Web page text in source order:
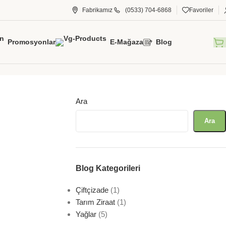
Fabrikamız (0533) 704-6868 Favoriler
Promosyonlar E-Mağaza Blog
Ara
Ara
Blog Kategorileri
Çiftçizade(1)
Tarım Ziraat(1)
Yağlar(5)